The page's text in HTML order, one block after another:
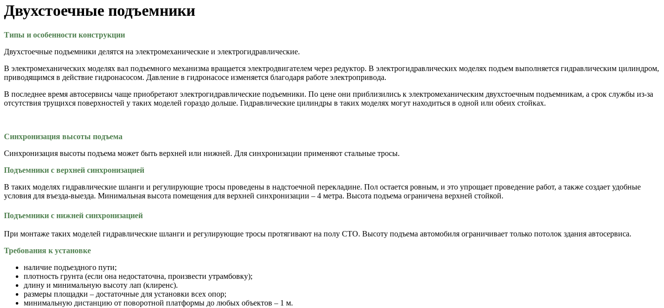
Двухстоечные подъемники
Типы и особенности конструкции
Двухстоечные подъемники делятся на электромеханические и электрогидравлические.
В электромеханических моделях вал подъемного механизма вращается электродвигателем через редуктор. В электрогидравлических моделях подъем выполняется гидравлическим цилиндром,
приводящимся в действие гидронасосом. Давление в гидронасосе изменяется благодаря работе электропривода.
В последнее время автосервисы чаще приобретают электрогидравлические подъемники. По цене они приблизились к электромеханическим двухстоечным подъемникам, а срок службы из-за
отсутствия трущихся поверхностей у таких моделей гораздо дольше. Гидравлические цилиндры в таких моделях могут находиться в одной или обеих стойках.
Синхронизация высоты подъема
Синхронизация высоты подъема может быть верхней или нижней. Для синхронизации применяют стальные тросы.
Подъемники с верхней синхронизацией
В таких моделях гидравлические шланги и регулирующие тросы проведены в надстоечной перекладине. Пол остается ровным, и это упрощает проведение работ, а также создает удобные
условия для въезда-выезда. Минимальная высота помещения для верхней синхронизации – 4 метра. Высота подъема ограничена верхней стойкой.
Подъемники с нижней синхронизацией
При монтаже таких моделей гидравлические шланги и регулирующие тросы протягивают на полу СТО. Высоту подъема автомобиля ограничивает только потолок здания автосервиса.
Требования к установке
наличие подъездного пути;
плотность грунта (если она недостаточна, произвести утрамбовку);
длину и минимальную высоту лап (клиренс).
размеры площадки – достаточные для установки всех опор;
минимальную дистанцию от поворотной платформы до любых объектов – 1 м.